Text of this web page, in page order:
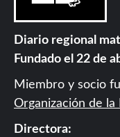
Diario regional
Fundado el 22 de
Miembro y socio
Organización de
Directora: